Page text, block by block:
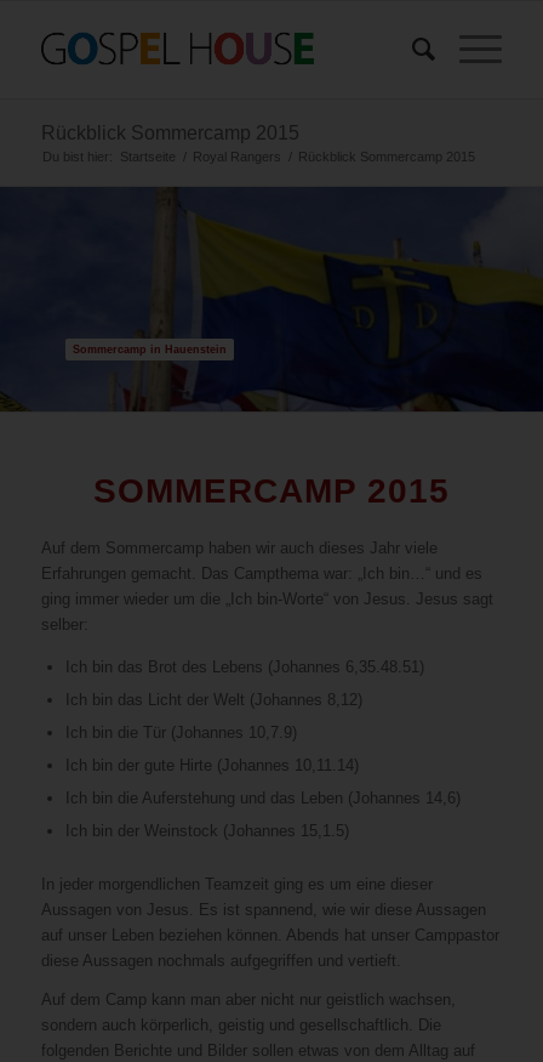
Rückblick Sommercamp 2015
Du bist hier: Startseite / Royal Rangers / Rückblick Sommercamp 2015
Sommercamp in Hauenstein
SOMMERCAMP 2015
Auf dem Sommercamp haben wir auch dieses Jahr viele
Erfahrungen gemacht. Das Campthema war: „Ich bin…“ und es
ging immer wieder um die „Ich bin-Worte“ von Jesus. Jesus sagt
selber:
Ich bin das Brot des Lebens (Johannes 6,35.48.51)
Ich bin das Licht der Welt (Johannes 8,12)
Ich bin die Tür (Johannes 10,7.9)
Ich bin der gute Hirte (Johannes 10,11.14)
Ich bin die Auferstehung und das Leben (Johannes 14,6)
Ich bin der Weinstock (Johannes 15,1.5)
In jeder morgendlichen Teamzeit ging es um eine dieser
Aussagen von Jesus. Es ist spannend, wie wir diese Aussagen
auf unser Leben beziehen können. Abends hat unser Camppastor
diese Aussagen nochmals aufgegriffen und vertieft.
Auf dem Camp kann man aber nicht nur geistlich wachsen,
sondern auch körperlich, geistig und gesellschaftlich. Die
folgenden Berichte und Bilder sollen etwas von dem Alltag auf